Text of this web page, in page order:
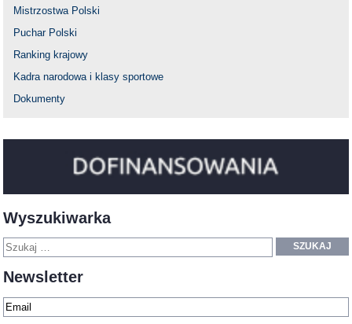
Mistrzostwa Polski
Puchar Polski
Ranking krajowy
Kadra narodowa i klasy sportowe
Dokumenty
Wyszukiwarka
SZUKAJ
Newsletter